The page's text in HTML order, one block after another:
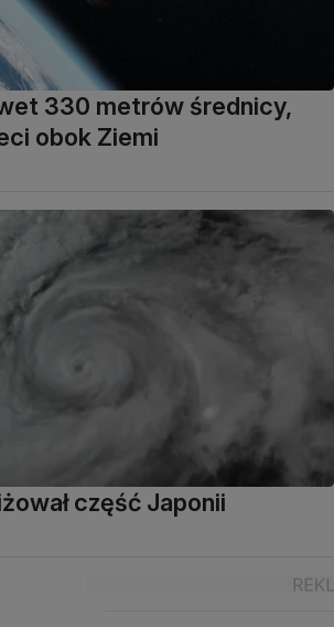
330 metrów średnicy,
obok Ziemi
część Japonii